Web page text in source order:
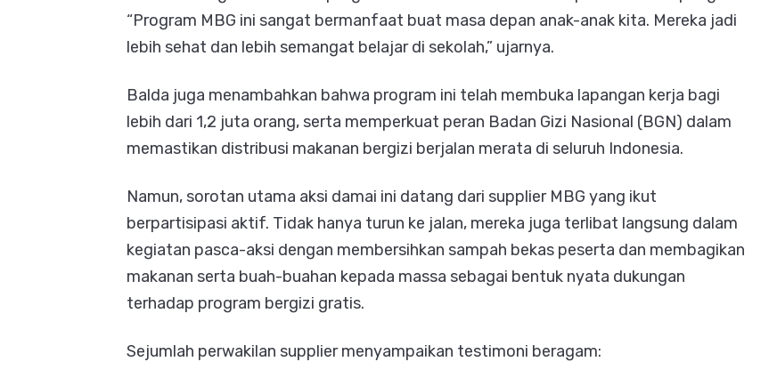
“Program MBG ini sangat bermanfaat buat masa depan anak-anak kita. Mereka jadi
lebih sehat dan lebih semangat belajar di sekolah,” ujarnya.
Balda juga menambahkan bahwa program ini telah membuka lapangan kerja bagi
lebih dari 1,2 juta orang, serta memperkuat peran Badan Gizi Nasional (BGN) dalam
memastikan distribusi makanan bergizi berjalan merata di seluruh Indonesia.
Namun, sorotan utama aksi damai ini datang dari supplier MBG yang ikut
berpartisipasi aktif. Tidak hanya turun ke jalan, mereka juga terlibat langsung dalam
kegiatan pasca-aksi dengan membersihkan sampah bekas peserta dan membagikan
makanan serta buah-buahan kepada massa sebagai bentuk nyata dukungan
terhadap program bergizi gratis.
Sejumlah perwakilan supplier menyampaikan testimoni beragam: